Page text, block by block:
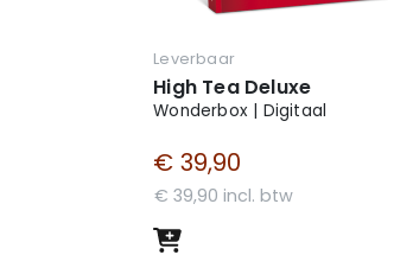
Leverbaar
High Tea Deluxe
Wonderbox | Digitaal
€ 39,90
€ 39,90 incl. btw